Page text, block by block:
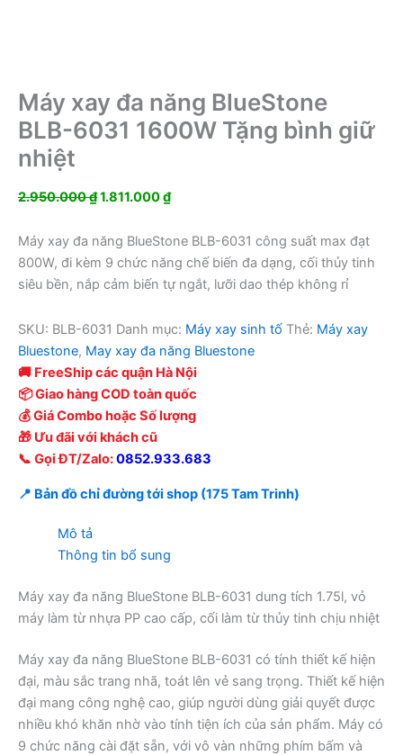
Máy xay đa năng BlueStone
BLB-6031 1600W Tặng bình giữ
nhiệt
2.950.000₫Giá
là:
2.950.000 ₫.
1.811.000₫Giá
tại
là:
1.811.000 ₫.
Máy xay đa năng BlueStone BLB-6031 công suất max đạt
800W, đi kèm 9 chức năng chế biến đa dạng, cối thủy tinh
siêu bền, nắp cảm biến tự ngắt, lưỡi dao thép không rỉ
SKU: BLB-6031 Danh mục: Máy xay sinh tố Thẻ: Máy xay
Bluestone, May xay đa năng Bluestone
🚚 FreeShip các quận Hà Nội
📦 Giao hàng COD toàn quốc
💰 Giá Combo hoặc Số lượng
🎁 Ưu đãi với khách cũ
📞 Gọi ĐT/Zalo:0852.933.683
📍 Bản đồ chỉ đường tới shop (175 Tam Trinh)
Mô tả
Thông tin bổ sung
Máy xay đa năng BlueStone BLB-6031 dung tích 1.75l, vỏ
máy làm từ nhựa PP cao cấp, cối làm từ thủy tinh chịu nhiệt
Máy xay đa năng BlueStone BLB-6031 có tính thiết kế hiện
đại, màu sắc trang nhã, toát lên vẻ sang trọng. Thiết kế hiện
đại mang công nghệ cao, giúp người dùng giải quyết được
nhiều khó khăn nhờ vào tính tiện ích của sản phẩm. Máy có
9 chức năng cài đặt sẵn, với vô vàn những phím bấm và